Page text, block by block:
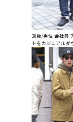
30歳/男性 会社員
トをカジュアルダ